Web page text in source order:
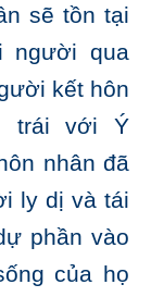
sẽ tồn tại
người qua
kết hôn
trái với Ý
nhân đã
ly dị và tái
phần vào
của họ